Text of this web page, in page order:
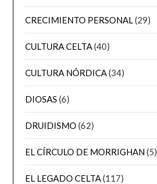
CRECIMIENTO PERSONAL(29)
CULTURA CELTA(40)
CULTURA NÓRDICA(34)
DIOSAS (6)
DRUIDISMO (62)
EL CÍRCULO DE MORRIGHAN(5)
EL LEGADO CELTA(117)